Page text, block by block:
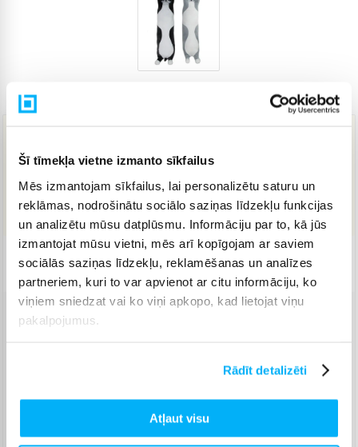
Šī tīmekļa vietne izmanto sīkfailus
Mēs izmantojam sīkfailus, lai personalizētu saturu un
reklāmas, nodrošinātu sociālo saziņas līdzekļu funkcijas
un analizētu mūsu datplūsmu. Informāciju par to, kā jūs
izmantojat mūsu vietni, mēs arī kopīgojam ar saviem
sociālās saziņas līdzekļu, reklamēšanas un analīzes
partneriem, kuri to var apvienot ar citu informāciju, ko
viņiem sniedzat vai ko viņi apkopo, kad lietojat viņu
pakalpojumus.
Rādīt detalizēti
Atļaut visu
Preces kods 4242075
20,93 €
IELIKT GROZĀ
Piegāde: 7-12 d.d.
Venipak pakomāts
Augusts 18d. - Augusts 25d.
(3,99 €)
Augusts 18d. - Augusts 24d.